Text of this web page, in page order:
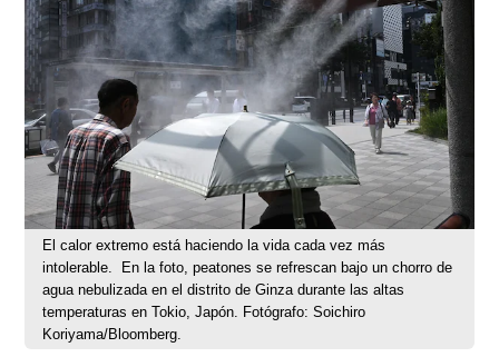
El calor extremo está haciendo la vida cada vez más
intolerable.
En la foto, peatones se refrescan bajo un chorro de
agua nebulizada en el distrito de Ginza durante las altas
temperaturas en Tokio, Japón. Fotógrafo: Soichiro
Koriyama/Bloomberg.